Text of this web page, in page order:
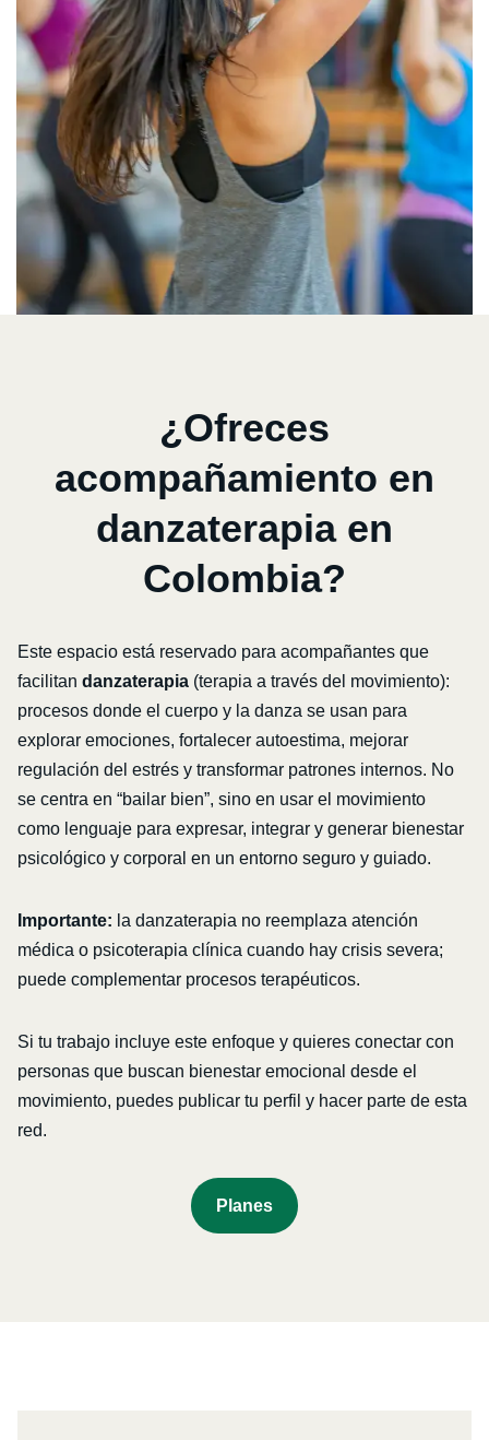
¿Ofreces
acompañamiento en
danzaterapia en
Colombia?
Este espacio está reservado para acompañantes que
facilitan danzaterapia (terapia a través del movimiento):
procesos donde el cuerpo y la danza se usan para
explorar emociones, fortalecer autoestima, mejorar
regulación del estrés y transformar patrones internos. No
se centra en “bailar bien”, sino en usar el movimiento
como lenguaje para expresar, integrar y generar bienestar
psicológico y corporal en un entorno seguro y guiado.
Importante: la danzaterapia no reemplaza atención
médica o psicoterapia clínica cuando hay crisis severa;
puede complementar procesos terapéuticos.
Si tu trabajo incluye este enfoque y quieres conectar con
personas que buscan bienestar emocional desde el
movimiento, puedes publicar tu perfil y hacer parte de esta
red.
P Lanes